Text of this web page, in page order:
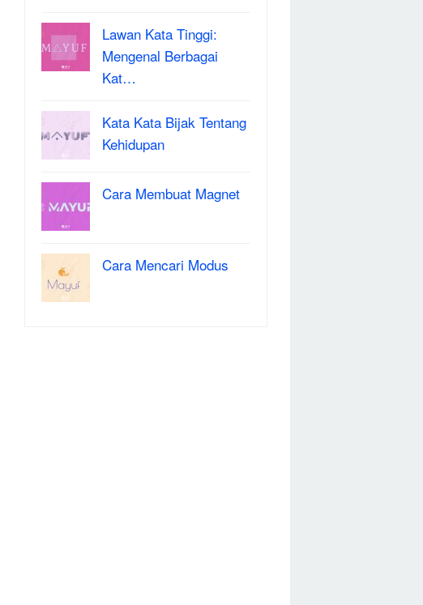
Lawan Kata Tinggi:
Mengenal Berbagai
Kat…
Kata Kata Bijak Tentang
Kehidupan
Cara Membuat Magnet
Cara Mencari Modus